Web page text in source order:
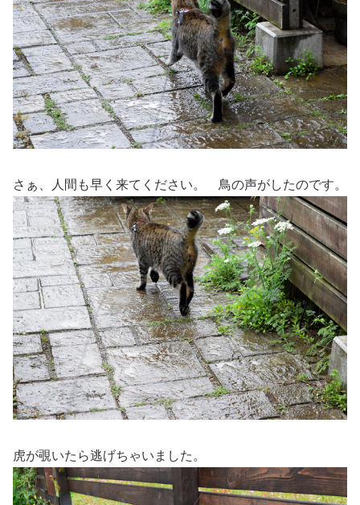
さぁ、人間も早く来てください。 鳥の声がしたのです。
虎が覗いたら逃げちゃいました。